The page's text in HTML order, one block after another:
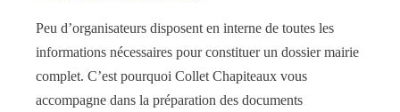
Peu d’organisateurs disposent en interne de toutes les
informations nécessaires pour constituer un dossier mairie
complet. C’est pourquoi Collet Chapiteaux vous
accompagne dans la préparation des documents